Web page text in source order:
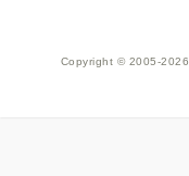
Copyright © 2005-2026